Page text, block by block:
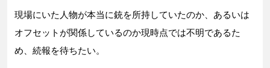
現場にいた人物が本当に銃を所持していたのか、あるいは
オフセットが関係しているのか現時点では不明であるた
め、続報を待ちたい。